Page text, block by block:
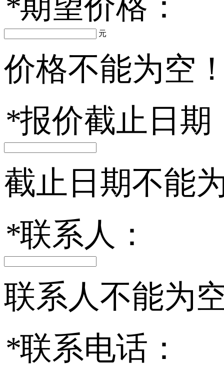
元
价格不能为空
*报价截止日期
截止日期不能
*联系人：
联系人不能为
*联系电话：